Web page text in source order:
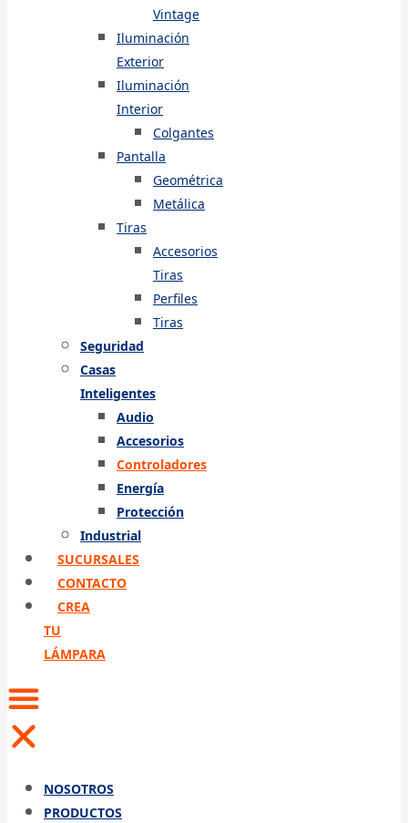
Vintage
Iluminación
Exterior
Iluminación
Interior
Colgantes
Pantalla
Geométrica
Metálica
Tiras
Accesorios
Tiras
Perfiles
Tiras
Seguridad
Casas
Inteligentes
Audio
Accesorios
Controladores
Energía
Protección
Industrial
SUCURSALES
CONTACTO
CREA
TU
LÁMPARA
NOSOTROS
PRODUCTOS